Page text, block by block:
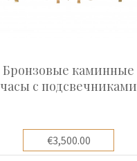
Бронзовые каминные
часы с подсвечниками
€3,500.00